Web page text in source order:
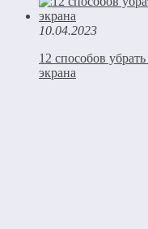
10.04.2023
12 способов
экрана